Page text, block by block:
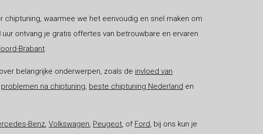
chiptuning, waarmee we het eenvoudig en snel maken om
ontvang je gratis offertes van betrouwbare en ervaren
Brabant.
belangrijke onderwerpen, zoals de invloed van
problemen na chiptuning, beste chiptuning Nederland en
Benz, Volkswagen, Peugeot, of Ford, bij ons kun je